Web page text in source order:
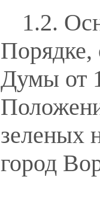
1.2.
Думы от
зеленых
город